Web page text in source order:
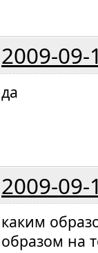
2009-09-
да
2009-09-
каким
образом на